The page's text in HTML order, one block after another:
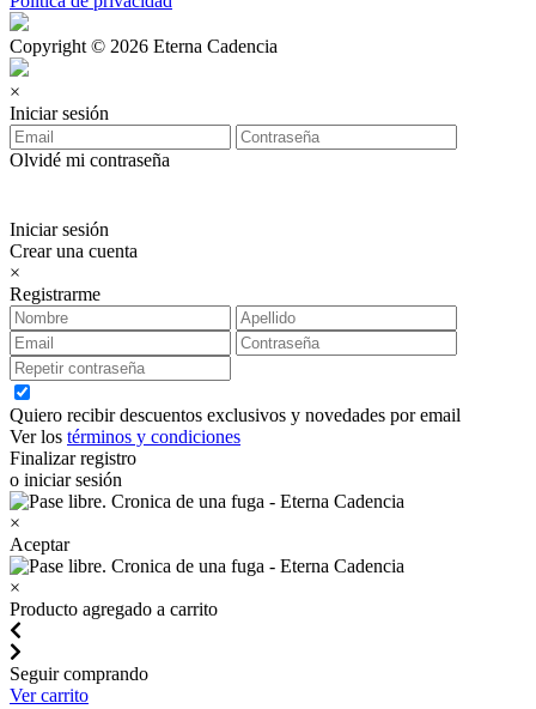
Copyright © 2026 Eterna Cadencia
×
Iniciar sesión
Olvidé mi contraseña
Iniciar sesión
Crear una cuenta
×
Registrarme
Quiero recibir descuentos exclusivos y novedades por email
Ver los términos y condiciones
Finalizar registro
o iniciar sesión
×
Aceptar
×
Producto agregado a carrito
Seguir comprando
Ver carrito